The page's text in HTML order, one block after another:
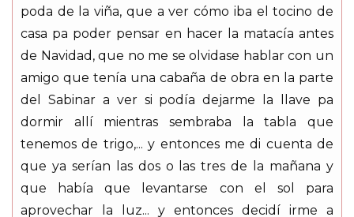
poda de la viña, que a ver cómo iba el tocino de
casa pa poder pensar en hacer la matacía antes
de Navidad, que no me se olvidase hablar con un
amigo que tenía una cabaña de obra en la parte
del Sabinar a ver si podía dejarme la llave pa
dormir allí mientras sembraba la tabla que
tenemos de trigo,... y entonces me di cuenta de
que ya serían las dos o las tres de la mañana y
que había que levantarse con el sol para
aprovechar la luz... y entonces decidí irme a